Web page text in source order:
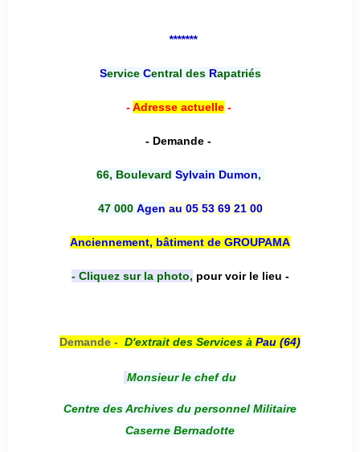
*******
Service Central desRapatriés
-Adresse actuelle-
- Demande -
66, Boulevard Sylvain Dumon,
47 000 Agen au 05 53 69 21 00
Anciennement, bâtiment de GROUPAMA
- Cliquez sur la photo, pour voir le lieu -
Demande - D'extrait des Services à Pau (64)
Monsieur le chef du
Centre des Archives du personnel Militaire
Caserne Bernadotte